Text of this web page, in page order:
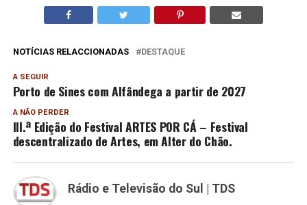
NOTÍCIAS RELACCIONADAS DESTAQUE
A SEGUIR
Porto de Sines com Alfândega a partir de 2027
A NÃO PERDER
III.ª Edição do Festival ARTES POR CÁ – Festival
descentralizado de Artes, em Alter do Chão.
Rádio e Televisão do Sul | TDS